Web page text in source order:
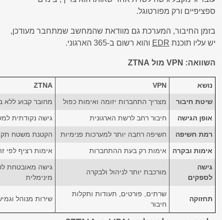
ספציפיים ורק מפורטוגל.
בזמן החיבור, המערכת גם מוודאת שהמחשב שמתחבר מעודכן,
יש עליו תוכנת EDR והוא רשום ב-365 הארגוני.
השוואה: VPN מול ZTNA
נושא VPN
ZTNA
שיטת חיבור מצריך התחברות יזומה ואימות כפול מחובר קבוע ללא
אופן הגישה חיבור רחב לרשת הארגונית גישה נקודתית
רמת חשיפה חשיפה רחבה יותר למערכות פנימיות הקטנת משטח
אימות ובקרה אימות רק בעת ההתחברות אימות רציף לפי
גישה
לספקים
מורכבת יותר לניהול ולבקרה
גישה מאובטחת
מינימלית
תחזוקה
שרתים, פורטים, תעודות ותקלות
חיבור
שירות מנוהל